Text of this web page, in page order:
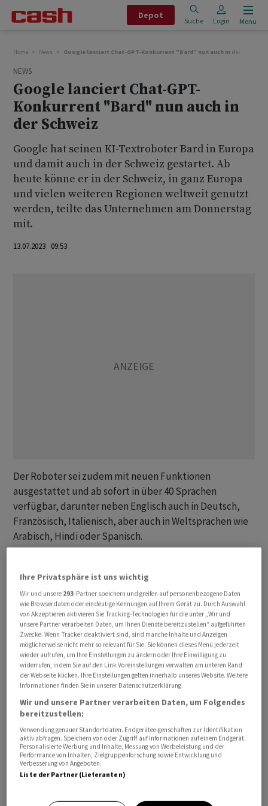
Depot
Suche Login Menu
Home News Google lanciert Chat-GPT-Konkurrent "Bard" nun auch in der Schweiz
NEWS
Google lanciert Chat-GPT-
Konkurrent "Bard" nun auch in
der Schweiz
Google hat seinen KI-Textroboter Bard in Europa
und damit auch in der Schweiz gestartet. Ab
heute könne er in der Schweiz, in ganz Europa
und vielen weiteren Regionen weltweit genutzt
werden, teilte das Unternehmen am Donnerstag
mit.
13.07.2023 09:53
Der Roboter sei zudem mit neuen Funktionen
ausgestattet und ab sofort in über 40 Sprachen
verfügbar, darunter neben Englisch auch in Deutsch,
Französisch, Italienisch, aber auch in Weltsprachen wie
Arabisch, Hindi oder Spanisch.
ChatGPT des Start-ups OpenAI. Der Wettbewerb in
diesem Segment ist für Google besonders relevant,
auch weil OpenAI von Microsoft mit Milliarden
unterstützt wird. Der grosse Google-Wettbewerber
versucht mit Hilfe von ChatGPT, in Märkte wie Internet-
Suche und Online-Werbung vorzudringen. Ausserdem
sollen die KI-Funktionen die Vormachtstellung von
Microsoft im Softwaremarkt absichern.
Zunächst Bedenken der EU
Der Google-Dienst Bard mit Künstlicher Intelligenz war
zum Start Mitte Mai in Europa gesperrt. Die für Google
in der EU zuständige irische DatenschutzKommission
Bestimmungen der Europäischen Datenschutz-
Ihre Privatsphäre ist uns wichtig
Wir und unsere 293-Partner speichern und greifen auf personenbezogene Daten
wie Browserdaten oder eindeutige Kennungen auf Ihrem Gerät zu. Durch Auswahl
von Akzeptieren aktivieren Sie Tracking-Technologien für die unter „Wir und
unsere Partner verarbeiten Daten, um Ihnen Dienste bereitzustellen“ aufgeführten
Zwecke. Wenn Tracker deaktiviert sind, sind manche Inhalte und Anzeigen
möglicherweise nicht mehr so relevant für Sie. Sie können dieses Menü jederzeit
wieder aufrufen, um Ihre Einstellungen zu ändern oder Ihre Einwilligung zu
widerrufen, indem Sie auf den Link Voreinstellungen verwalten am unteren Rand
der Webseite klicken. Ihre Einstellungen gelten innerhalb unseres Website. Weitere
Informationen finden Sie in unserer Datenschutzerklärung.
Wir und unsere Partner verarbeiten Daten, um Folgendes
bereitzustellen:
Verwendung genauer Standortdaten. Endgeräteeigenschaften zur Identifikation
aktiv abfragen. Speichern von oder Zugriff auf Informationen auf einem Endgerät.
Personalisierte Werbung und Inhalte, Messung von Werbeleistung und der
Performance von Inhalten, Zielgruppenforschung sowie Entwicklung und
Verbesserung von Angeboten.
Liste der Partner (Lieferanten)